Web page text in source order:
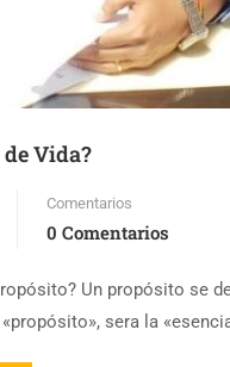
Vida?
Comentarios
0 Comentarios
Un propósito se
sera la